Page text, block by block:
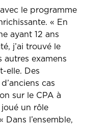
le programme
« En
ayant 12 ans
j’ai trouvé le
examens
elle. Des
cas
sur le CPA à
un rôle
l’ensemble,